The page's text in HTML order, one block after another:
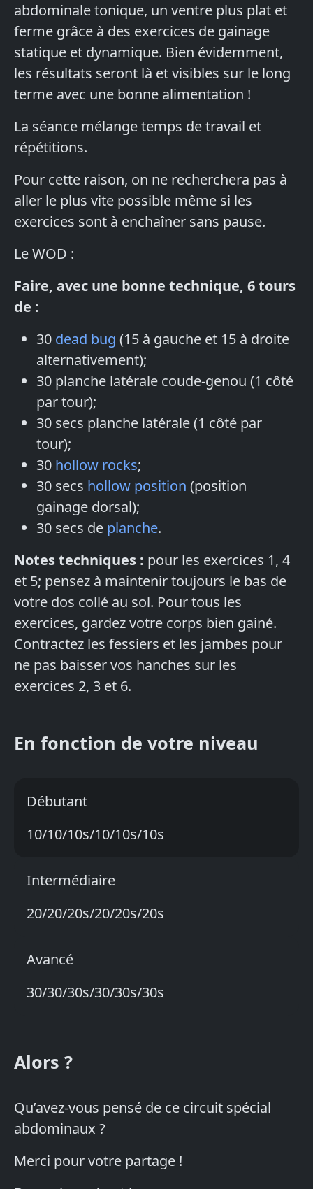
abdominale tonique, un ventre plus plat et
ferme grâce à des exercices de gainage
statique et dynamique. Bien évidemment,
les résultats seront là et visibles sur le long
terme avec une bonne alimentation !
La séance mélange temps de travail et
répétitions.
Pour cette raison, on ne recherchera pas à
aller le plus vite possible même si les
exercices sont à enchaîner sans pause.
Le WOD :
Faire, avec une bonne technique, 6 tours
de :
30 dead bug (15 à gauche et 15 à droite
alternativement);
30 planche latérale coude-genou (1 côté
par tour);
30 secs planche latérale (1 côté par
tour);
30 hollow rocks;
30 secs hollow position (position
gainage dorsal);
30 secs de planche.
Notes techniques : pour les exercices 1, 4
et 5; pensez à maintenir toujours le bas de
votre dos collé au sol. Pour tous les
exercices, gardez votre corps bien gainé.
Contractez les fessiers et les jambes pour
ne pas baisser vos hanches sur les
exercices 2, 3 et 6.
En fonction de votre niveau
Débutant
10/10/10s/10/10s/10s
Intermédiaire
20/20/20s/20/20s/20s
Avancé
30/30/30s/30/30s/30s
Alors ?
Qu’avez-vous pensé de ce circuit spécial
abdominaux ?
Merci pour votre partage !